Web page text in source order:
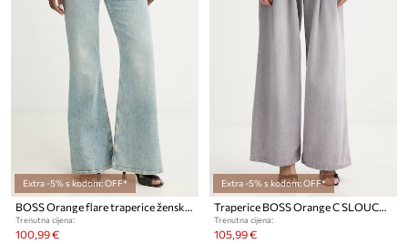
Extra -5% s kodom: OFF*
Trenutna cijena:
100,99 €
Extra -5% s kodom: OFF*
Trenutna cijena:
105,99 €